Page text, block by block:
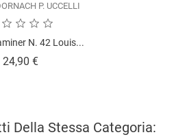
P. UCCELLI
N. 42 Louis...
24,90 €Prezzo
Della Stessa Categoria: